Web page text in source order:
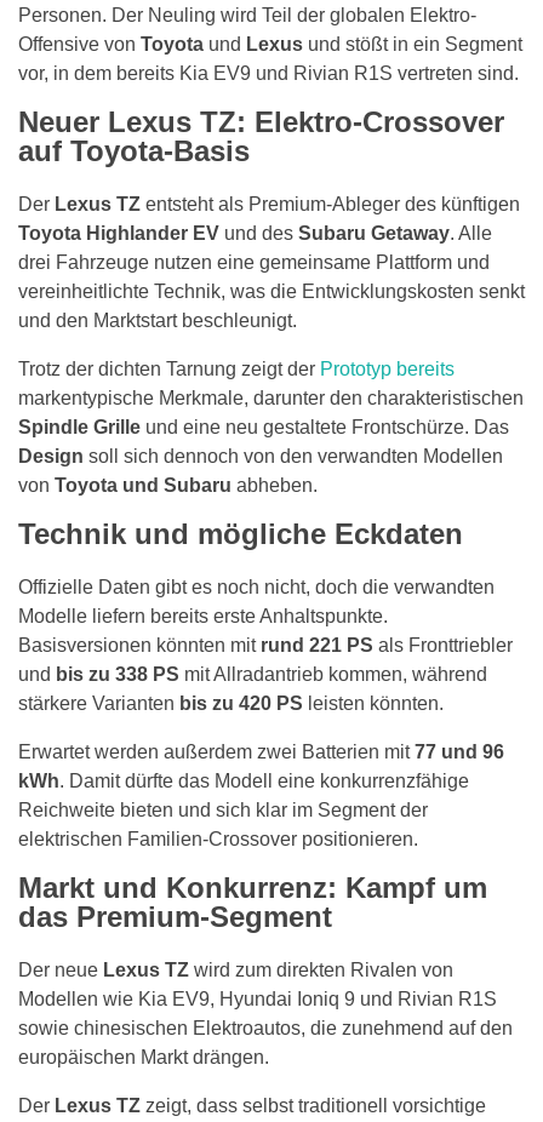
Personen. Der Neuling wird Teil der globalen Elektro-
Offensive von Toyota und Lexus und stößt in ein Segment
vor, in dem bereits Kia EV9 und Rivian R1S vertreten sind.
Neuer Lexus TZ: Elektro-Crossover
auf Toyota-Basis
Der Lexus TZ entsteht als Premium-Ableger des künftigen
Toyota Highlander EV und des Subaru Getaway. Alle
drei Fahrzeuge nutzen eine gemeinsame Plattform und
vereinheitlichte Technik, was die Entwicklungskosten senkt
und den Marktstart beschleunigt.
Trotz der dichten Tarnung zeigt der Prototyp bereits
markentypische Merkmale, darunter den charakteristischen
Spindle Grille und eine neu gestaltete Frontschürze. Das
Design soll sich dennoch von den verwandten Modellen
von Toyota und Subaru abheben.
Technik und mögliche Eckdaten
Offizielle Daten gibt es noch nicht, doch die verwandten
Modelle liefern bereits erste Anhaltspunkte.
Basisversionen könnten mit rund 221 PS als Fronttriebler
und bis zu 338 PS mit Allradantrieb kommen, während
stärkere Varianten bis zu 420 PS leisten könnten.
Erwartet werden außerdem zwei Batterien mit77 und 96
kWh. Damit dürfte das Modell eine konkurrenzfähige
Reichweite bieten und sich klar im Segment der
elektrischen Familien-Crossover positionieren.
Markt und Konkurrenz: Kampf um
das Premium-Segment
Der neue Lexus TZ wird zum direkten Rivalen von
Modellen wie Kia EV9, Hyundai Ioniq 9 und Rivian R1S
sowie chinesischen Elektroautos, die zunehmend auf den
europäischen Markt drängen.
Der Lexus TZ zeigt, dass selbst traditionell vorsichtige